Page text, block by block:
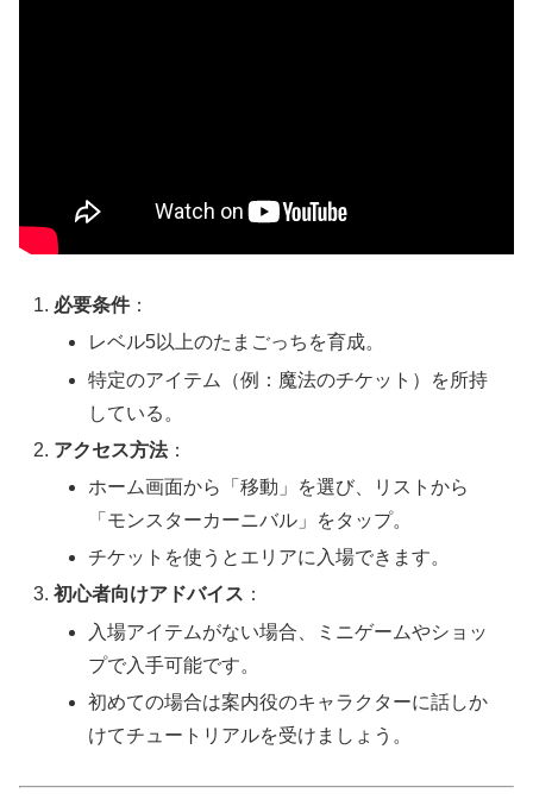
必要条件：
レベル5以上のたまごっちを育成。
特定のアイテム（例：魔法のチケット）を所持
している。
アクセス方法：
ホーム画面から「移動」を選び、リストから
「モンスターカーニバル」をタップ。
チケットを使うとエリアに入場できます。
初心者向けアドバイス ：
入場アイテムがない場合、ミニゲームやショッ
プで入手可能です。
初めての場合は案内役のキャラクターに話しか
けてチュートリアルを受けましょう。